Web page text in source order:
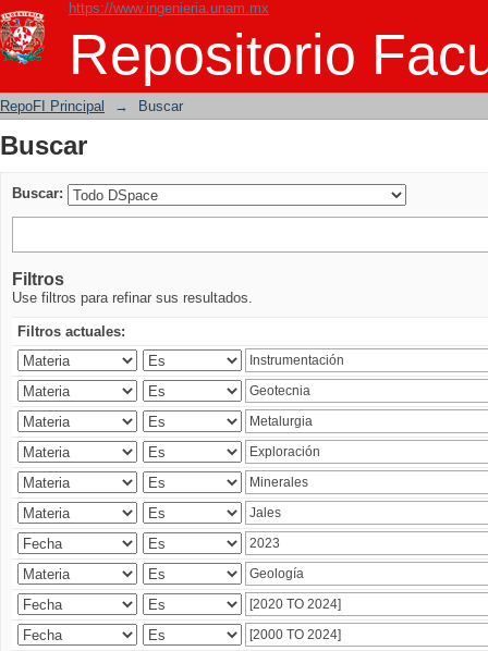
https://www.ingenieria.unam.mx
Repositorio
Buscar
RepoFI Principal → Buscar
Buscar
Buscar:
Filtros
Use filtros para refinar sus resultados.
Filtros actuales: